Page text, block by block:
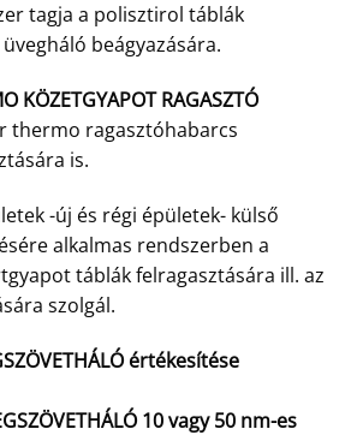
tagja a polisztirol táblák
beágyazására.
KÖZETGYAPOT RAGASZTÓ
thermo ragasztóhabarcs
is.
-új és régi épületek- külső
alkalmas rendszerben a
táblák felragasztására ill. az
szolgál.
értékesítése
10 vagy 50 nm-es